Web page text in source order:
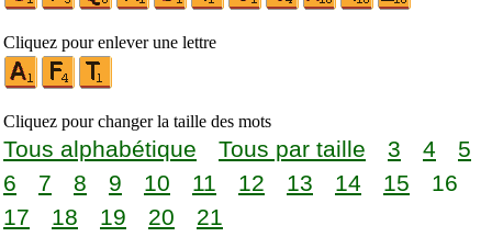
Cliquez pour enlever une lettre
Cliquez pour changer la taille des mots
Tous alphabétique Tous par taille 3 4
5
6
7 8 9 10 11 12 13 14 15
16
17
18 19 20 21